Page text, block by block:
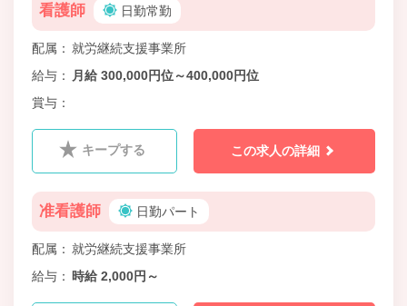
看護師 日勤常勤
配属
就労継続支援事業所
給与
月給 300,000円位～400,000円位
賞与
キープする この求人の詳細
准看護師 日勤パート
配属
就労継続支援事業所
給与
時給 2,000円～